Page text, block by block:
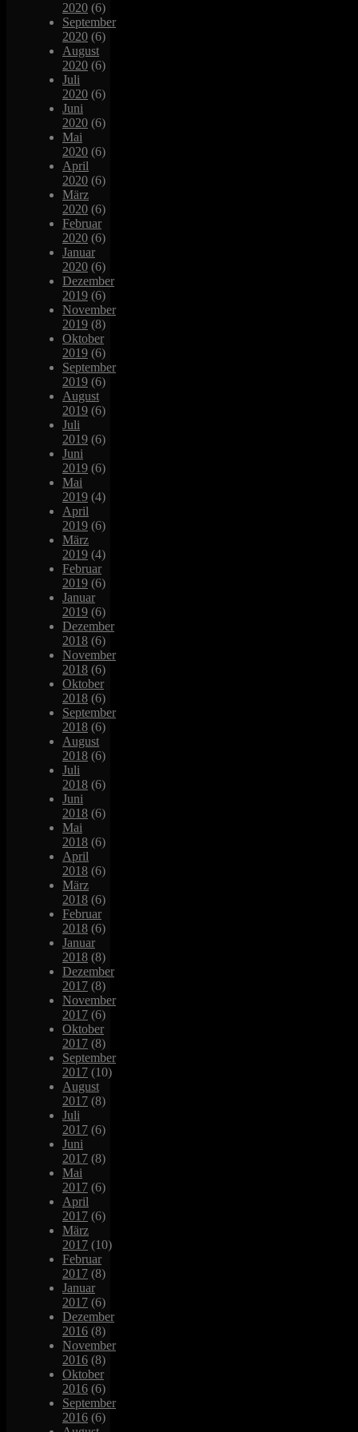
2020 (6)
September
2020 (6)
August
2020 (6)
Juli
2020 (6)
Juni
2020 (6)
Mai
2020 (6)
April
2020 (6)
März
2020 (6)
Februar
2020 (6)
Januar
2020 (6)
Dezember
2019 (6)
November
2019 (8)
Oktober
2019 (6)
September
2019 (6)
August
2019 (6)
Juli
2019 (6)
Juni
2019 (6)
Mai
2019 (4)
April
2019 (6)
März
2019 (4)
Februar
2019 (6)
Januar
2019 (6)
Dezember
2018 (6)
November
2018 (6)
Oktober
2018 (6)
September
2018 (6)
August
2018 (6)
Juli
2018 (6)
Juni
2018 (6)
Mai
2018 (6)
April
2018 (6)
März
2018 (6)
Februar
2018 (6)
Januar
2018 (8)
Dezember
2017 (8)
November
2017 (6)
Oktober
2017 (8)
September
2017 (10)
August
2017 (8)
Juli
2017 (6)
Juni
2017 (8)
Mai
2017 (6)
April
2017 (6)
März
2017 (10)
Februar
2017 (8)
Januar
2017 (6)
Dezember
2016 (8)
November
2016 (8)
Oktober
2016 (6)
September
2016 (6)